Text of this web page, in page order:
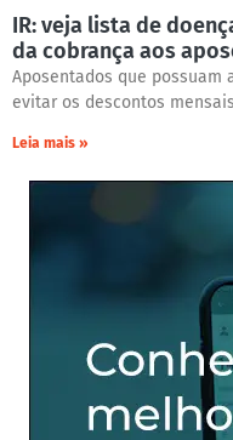
IR: veja lista de
da cobrança aos
Aposentados que possuam
evitar os descontos
Leia mais »